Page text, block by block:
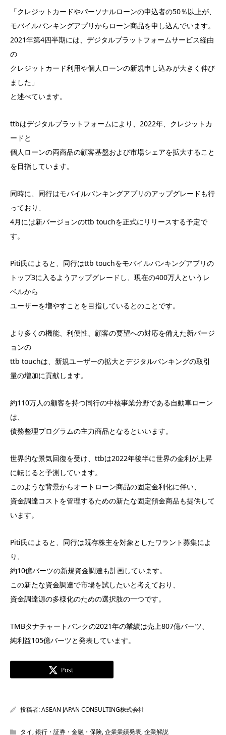
「クレジットカードやパーソナルローンの申込者の50％以上が、
モバイルバンキングアプリからローン商品を申し込んでいます。
2021年第4四半期には、デジタルプラットフォームサービス経由
の
クレジットカード利用や個人ローンの新規申し込みが大きく伸び
ました」
と述べています。
ttbはデジタルプラットフォームにより、2022年、クレジットカ
ードと
個人ローンの両商品の顧客基盤および市場シェアを拡大すること
を目指しています。
同時に、同行はモバイルバンキングアプリのアップグレードも行
っており、
4月には新バージョンのttb touchを正式にリリースする予定で
す。
Piti氏によると、同行はttb touchをモバイルバンキングアプリの
トップ3に入るようアップグレードし、現在の400万人というレ
ベルから
ユーザーを増やすことを目指しているとのことです。
より多くの機能、利便性、顧客の要望への対応を備えた新バージ
ョンの
ttb touchは、新規ユーザーの拡大とデジタルバンキングの取引
量の増加に貢献します。
約110万人の顧客を持つ同行の中核事業分野である自動車ローン
は、
債務整理プログラムの主力商品となるといいます。
世界的な景気回復を受け、ttbは2022年後半に世界の金利が上昇
に転じると予測しています。
このような背景からオートローン商品の固定金利化に伴い、
資金調達コストを管理するための新たな固定預金商品も提供して
います。
Piti氏によると、同行は既存株主を対象としたワラント募集によ
り、
約10億バーツの新規資金調達も計画しています。
この新たな資金調達で市場を試したいと考えており、
資金調達源の多様化のための選択肢の一つです。
TMBタナチャートバンクの2021年の業績は売上807億バーツ、
純利益105億バーツと発表しています。
Post
投稿者:ASEAN JAPAN CONSULTING株式会社
タイ,銀行・証券・金融・保険,企業業績発表,企業解説